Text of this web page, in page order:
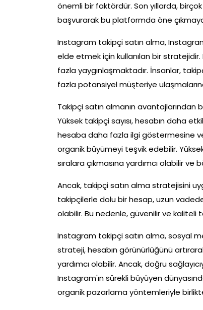
önemli bir faktördür. Son yıllarda,
başvurarak bu platformda öne
Instagram takipçi satın alma,
elde etmek için kullanılan bir
fazla yaygınlaşmaktadır. İnsanlar,
fazla potansiyel müşteriye
Takipçi satın almanın avantajlarından
Yüksek takipçi sayısı, hesabın daha
hesaba daha fazla ilgi göstermesine
organik büyümeyi teşvik edebilir.
sıralara çıkmasına yardımcı olabilir
Ancak, takipçi satın alma stratejisini
takipçilerle dolu bir hesap, uzun
olabilir. Bu nedenle, güvenilir ve kaliteli
Instagram takipçi satın alma, sosyal
strateji, hesabın görünürlüğünü
yardımcı olabilir. Ancak, doğru
Instagram'ın sürekli büyüyen
organik pazarlama yöntemleriyle